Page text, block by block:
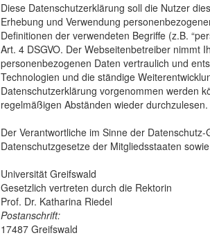
Diese Datenschutzerklärung soll die Nutzer
Erhebung und Verwendung
Definitionen der verwendeten Begriffe (z.B.
Art. 4 DSGVO. Der Webseitenbetreiber nimmt
personenbezogenen Daten vertraulich und
Technologien und die ständige
Datenschutzerklärung vorgenommen werden
regelmäßigen Abständen wieder durchzulesen.
Der Verantwortliche im Sinne der
Datenschutzgesetze der Mitgliedsstaaten
Universität Greifswald
Gesetzlich vertreten durch die Rektorin
Prof. Dr. Katharina Riedel
Postanschrift:
17487 Greifswald